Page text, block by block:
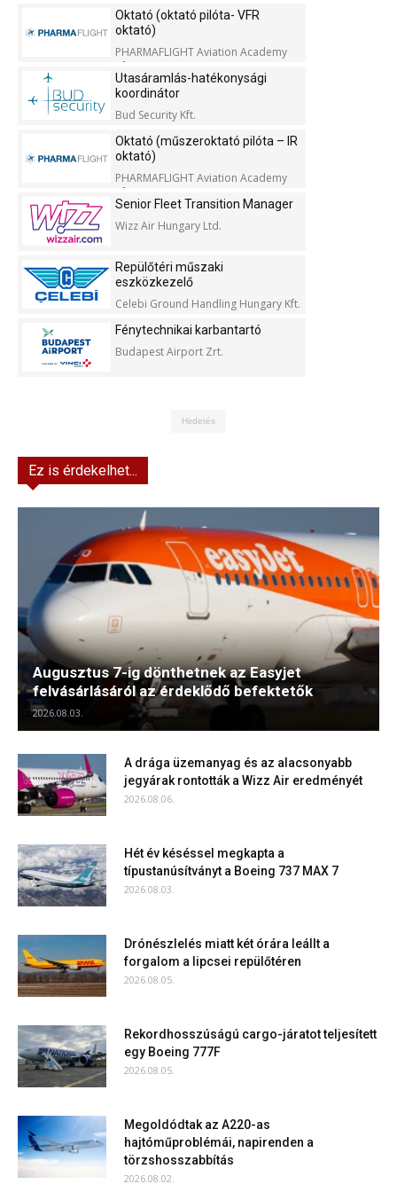
Oktató (oktató pilóta- VFR
oktató)
PHARMAFLIGHT Aviation Academy
Kft.
Utasáramlás-hatékonysági
koordinátor
Bud Security Kft.
Oktató (műszeroktató pilóta – IR
oktató)
PHARMAFLIGHT Aviation Academy
Kft.
Senior Fleet Transition Manager
Wizz Air Hungary Ltd.
Repülőtéri műszaki
eszközkezelő
Celebi Ground Handling Hungary Kft.
Fénytechnikai karbantartó
Budapest Airport Zrt.
Hirdetés
Ez is érdekelhet...
Augusztus 7-ig dönthetnek az Easyjet
felvásárlásáról az érdeklődő befektetők
2026.08.03.
A drága üzemanyag és az alacsonyabb
jegyárak rontották a Wizz Air eredményét
2026.08.06.
Hét év késéssel megkapta a
típustanúsítványt a Boeing 737 MAX 7
2026.08.03.
Drónészlelés miatt két órára leállt a
forgalom a lipcsei repülőtéren
2026.08.05.
Rekordhosszúságú cargo-járatot teljesített
egy Boeing 777F
2026.08.05.
Megoldódtak az A220-as
hajtóműproblémái, napirenden a
törzshosszabbítás
2026.08.02.